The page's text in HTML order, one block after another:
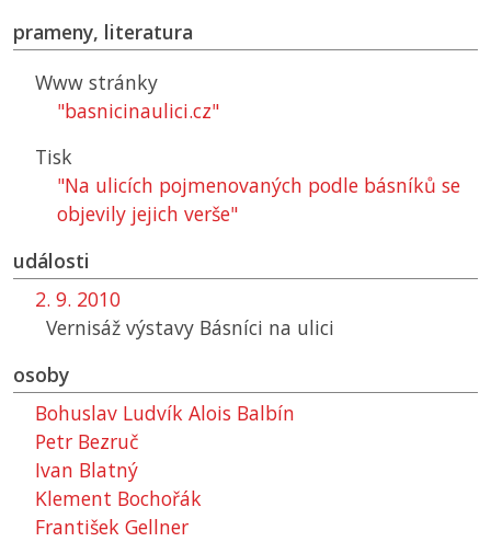
prameny, literatura
Www stránky
"basnicinaulici.cz"
Tisk
"Na ulicích pojmenovaných podle básníků se
objevily jejich verše"
události
2. 9. 2010
Vernisáž výstavy Básníci na ulici
osoby
Bohuslav Ludvík Alois Balbín
Petr Bezruč
Ivan Blatný
Klement Bochořák
František Gellner